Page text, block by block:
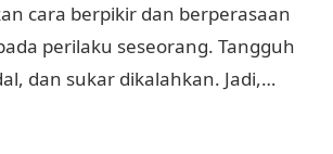
cara berpikir dan berperasaan
perilaku seseorang. Tangguh
dan sukar dikalahkan. Jadi,